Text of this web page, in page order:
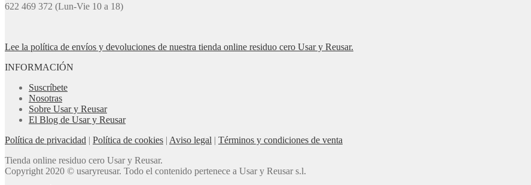
622 469 372 (Lun-Vie 10 a 18)
Lee la política de envíos y devoluciones de nuestra tienda online residuo cero Usar y Reusar.
INFORMACIÓN
Suscríbete
Nosotras
Sobre Usar y Reusar
El Blog de Usar y Reusar
Política de privacidad | Política de cookies | Aviso legal | Términos y condiciones de venta
Tienda online residuo cero Usar y Reusar.
Copyright 2020 © usaryreusar. Todo el contenido pertenece a Usar y Reusar s.l.